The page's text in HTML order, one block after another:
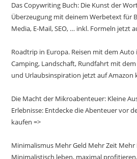
Das Copywriting Buch: Die Kunst der
Überzeugung mit deinem Werbetext für
Media, E-Mail, SEO, … inkl. Formeln jetzt
Roadtrip in Europa. Reisen mit dem
Camping, Landschaft, Rundfahrt mit
und Urlaubsinspiration jetzt auf Amazon
Die Macht der Mikroabenteuer: Kleine
Erlebnisse: Entdecke die Abenteuer vor
kaufen =>
Minimalismus Mehr Geld Mehr Zeit Mehr
Minimalistisch leben, maximal